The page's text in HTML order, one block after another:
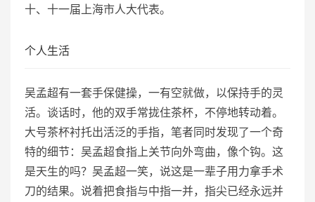
十、十一届上海市人大代表。
个人生活
吴孟超有一套手保健操，一有空就做，以保持手的灵
活。谈话时，他的双手常拢住茶杯，不停地转动着。
大号茶杯衬托出活泛的手指，笔者同时发现了一个奇
特的细节：吴孟超食指上关节向外弯曲，像个钩。这
是天生的吗？吴孟超一笑，说这是一辈子用力拿手术
刀的结果。说着把食指与中指一并，指尖已经永远并